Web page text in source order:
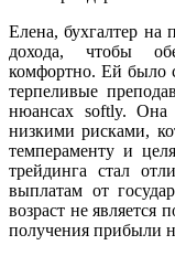
Елена, бухгалтер на
дохода, чтобы
комфортно. Ей было
терпеливые
нюансах softly. Она
низкими рисками,
темпераменту и
трейдинга стал
выплатам от
возраст не является
получения прибыли